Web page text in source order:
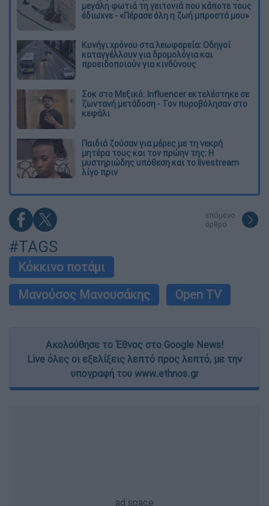
μεγάλη φωτιά τη γειτονιά που κάποτε τους
έδιωχνε - «Πέρασε όλη η ζωή μπροστά μου»
Κυνήγι χρόνου στα λεωφορεία: Οδηγοί
καταγγέλλουν για δρομολόγια και
προειδοποιούν για κινδύνους
Σοκ στο Μεξικό: Influencer εκτελέστηκε σε
ζωντανή μετάδοση - Τον πυροβόλησαν στο
κεφάλι
Παιδιά ζούσαν για μέρες με τη νεκρή
μητέρα τους και τον πρώην της: Η
μυστηριώδης υπόθεση και το livestream
λίγο πριν
επόμενο
άρθρο
#TAGS
Κόκκινο ποτάμι
Μανούσος Μανουσάκης
Open TV
Ακολούθησε το Έθνος στο Google News!
Live όλες οι εξελίξεις λεπτό προς λεπτό, με την
υπογραφή του www.ethnos.gr